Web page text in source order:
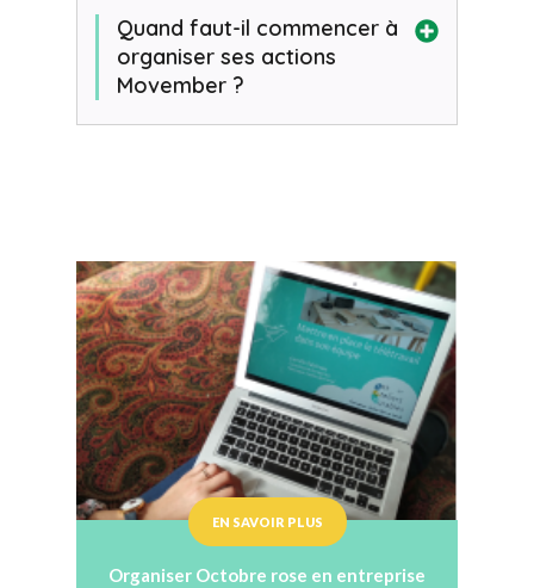
Quand faut-il commencer à
organiser ses actions
Movember ?
EN SAVOIR PLUS
Organiser Octobre rose en entreprise